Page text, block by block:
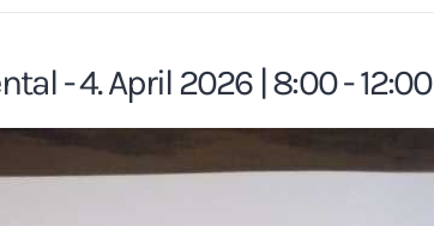
- 4. April 2026 | 8:00 - 12:00